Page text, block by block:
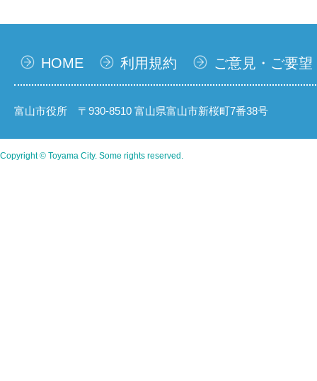
HOME 利用規約 ご意見・ご要望
富山市役所 〒930-8510 富山県富山市新桜町7番38号
Copyright © Toyama City. Some rights reserved.